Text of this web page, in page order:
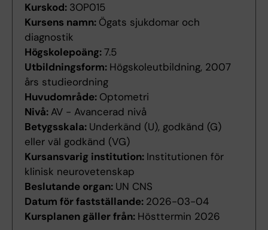
Kurskod: 3OP015
Kursens namn: Ögats sjukdomar och
diagnostik
Högskolepoäng:7.5
Utbildningsform: Högskoleutbildning, 2007
års studieordning
Huvudområde: Optometri
Nivå: AV - Avancerad nivå
Betygsskala: Underkänd (U), godkänd (G)
eller väl godkänd (VG)
Kursansvarig institution: Institutionen för
klinisk neurovetenskap
Beslutande organ: UN CNS
Datum för fastställande: 2026-03-04
Kursplanen gäller från: Hösttermin 2026